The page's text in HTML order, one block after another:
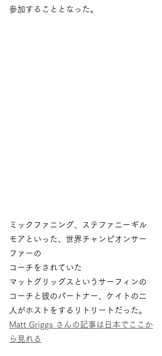
参加することとなった。
ミックファニング、ステファニーギル
モアといった、世界チャンピオンサー
ファーの
コーチをされていた
マットグリッグスというサーフィンの
コーチと彼のパートナー、ケイトの二
人がホストをするリトリートだった。
Matt Griggs さんの記事は日本でここか
ら見れる